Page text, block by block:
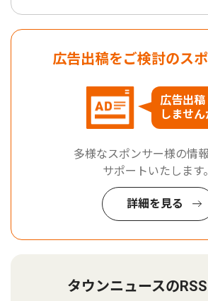
広告出稿をご検討のス
広告出稿
しません
多様なスポンサー様の情
サポートいたします。
詳細を見る
タウンニュースの